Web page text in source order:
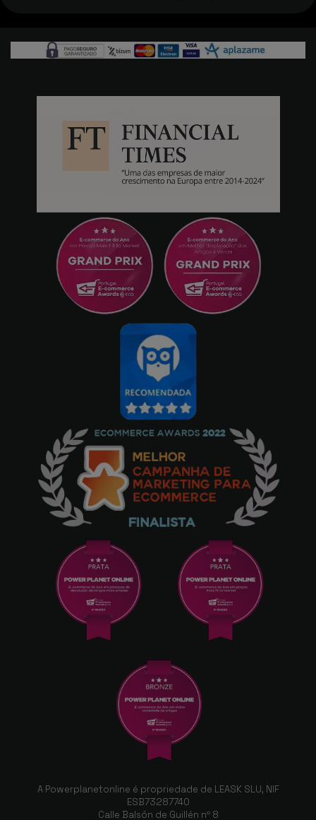
A Powerplanetonline é propriedade de LEASK SLU, NIF
ESB73287740
Calle Balsón de Guillén nº 8